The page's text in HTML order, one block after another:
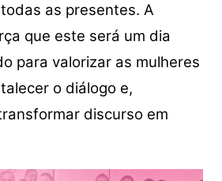
as presentes. A
que este será um dia
para valorizar as mulheres
o diálogo e,
discurso em